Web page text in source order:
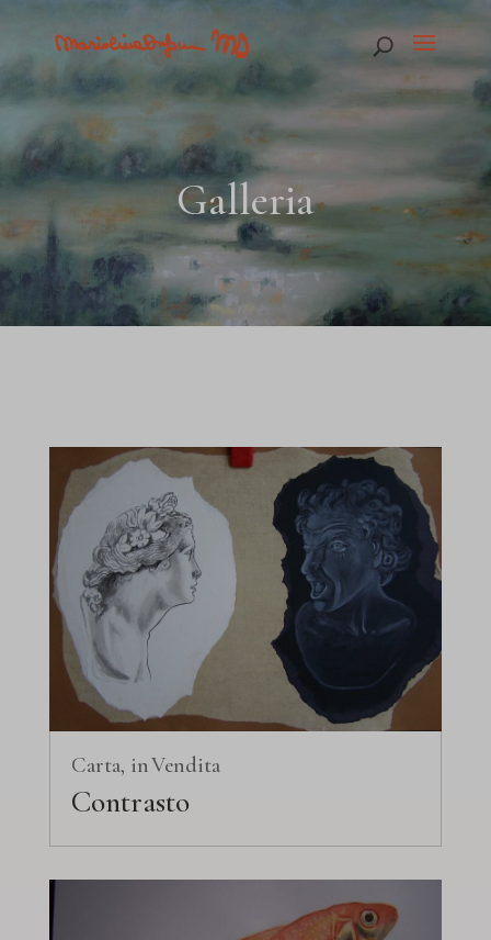
Galleria
Carta Vendita
Contrasto